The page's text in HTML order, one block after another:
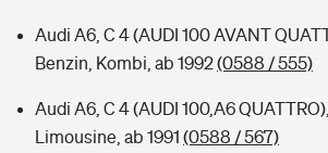
Audi A6, C 4 (AUDI 100 AVANT
Benzin, Kombi, ab 1992(0588 / 555)
Audi A6, C 4 (AUDI 100,A6
Limousine, ab 1991 (0588 / 567)